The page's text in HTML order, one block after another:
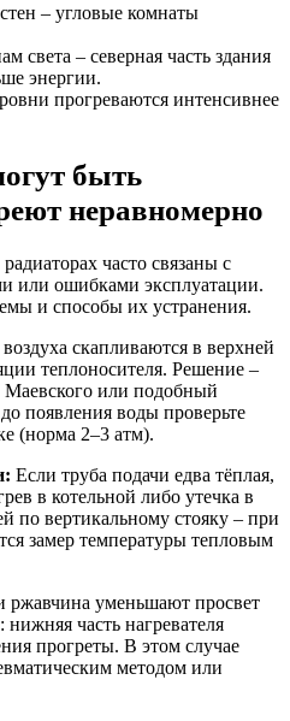
– угловые комнаты
света – северная часть здания
энергии.
прогреваются интенсивнее
быть
неравномерно
часто связаны с
или ошибками эксплуатации.
и способы их устранения.
скапливаются в верхней
теплоносителя. Решение –
Маевского или подобный
появления воды проверьте
(норма 2–3 атм).
Если труба подачи едва тёплая,
в котельной либо утечка в
по вертикальному стояку – при
замер температуры тепловым
ржавчина уменьшают просвет
часть нагревателя
прогреты. В этом случае
методом или